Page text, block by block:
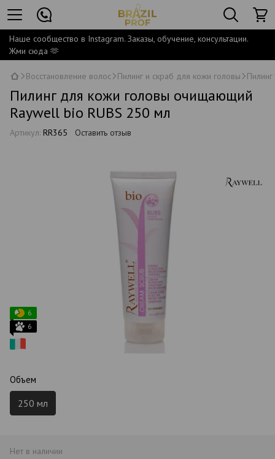
Наше сообщество в Instagram. Заказы, обучение, консультации.
Жми сюда 🫶
Восстановление волос Пилинг и скраб для кожи головы
Пилинг для кожи головы очищающий
Raywell bio RUBS 250 мл
Артикул: RR365 Оставить отзыв
6
6
Объем
250 мл
Нет в наличии